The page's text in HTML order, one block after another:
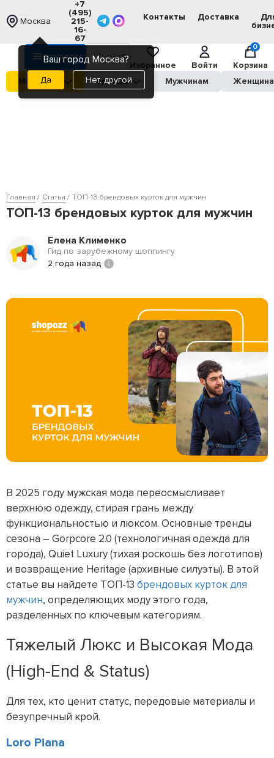
Москва
Ваш город Москва?
Нет, другой
+7
(495)
215-
16-
67
Контакты Доставка
Каталог
Избранное
Войти
0
Корзина
Магазины
Бренды Мужчинам
Главная Статьи ТОП-13 брендовых курток для мужчин
ТОП-13 брендовых курток для мужчин
Елена Клименко
Гид по зарубежному шоппингу
2 года назад
В 2025 году мужская мода переосмысливает
верхнюю одежду, стирая грань между
функциональностью и люксом. Основные тренды
сезона – Gorpcore 2.0 (технологичная одежда для
города), Quiet Luxury (тихая роскошь без логотипов)
и возвращение Heritage (архивные силуэты). В этой
статье вы найдете ТОП-13 брендовых курток для
мужчин, определяющих моду этого года,
разделенных по ключевым категориям.
Тяжелый Люкс и Высокая Мода
(High-End & Status)
Для тех, кто ценит статус, передовые материалы и
безупречный крой.
Loro Piana